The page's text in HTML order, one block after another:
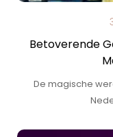
Betoverende
De magische